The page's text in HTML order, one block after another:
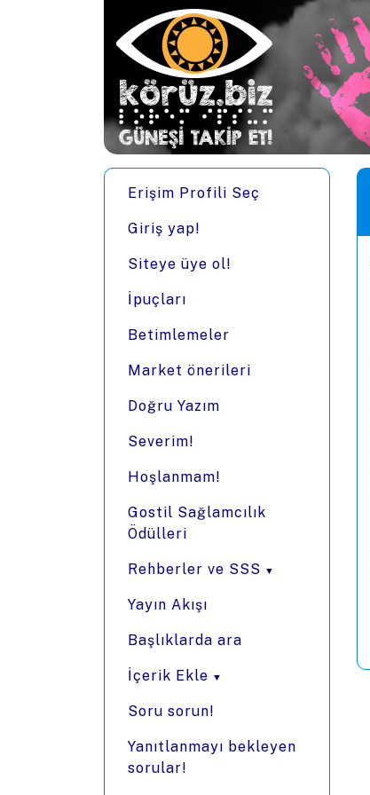
Ana içeriğe zıpla
Erişim Profili Seç
Giriş yap!
Siteye üye ol!
İpuçları
Betimlemeler
Market önerileri
Doğru Yazım
Severim!
Hoşlanmam!
Gostil Sağlamcılık
Ödülleri
Rehberler ve SSS
Yayın Akışı
Başlıklarda ara
İçerik Ekle
Soru sorun!
Yanıtlanmayı bekleyen
sorular!